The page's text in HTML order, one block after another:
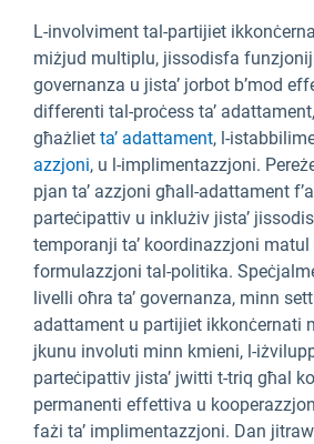
L-involviment tal-partijiet
miżjud multiplu, jissodisfa
governanza u jista’ jorbot b’mod
differenti tal-proċess ta’
għażliet ta’ adattament, l-
azzjoni, u l-implimentazzjoni.
pjan ta’ azzjoni għall-adattament
parteċipattiv u inklużiv jista’
temporanji ta’ koordinazzjoni
formulazzjoni tal-politika.
livelli oħra ta’ governanza, minn
adattament u partijiet ikkonċernati
jkunu involuti minn kmieni, l-
parteċipattiv jista’ jwitti t-triq għal
permanenti effettiva u
fażi ta’ implimentazzjoni. Dan